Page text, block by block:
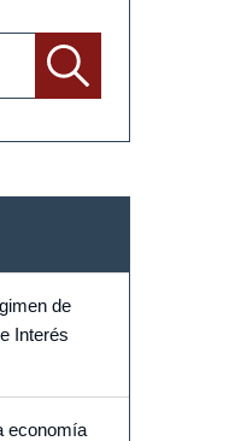
de
Interés
economía